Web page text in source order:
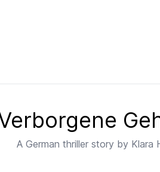
A German thriller story by Klara